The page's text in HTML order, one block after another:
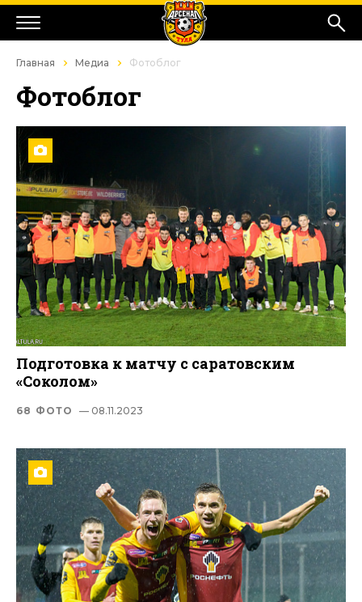
Главная Медиа Фотоблог
Фотоблог
Подготовка к матчу с саратовским
«Соколом»
68 ФОТО — 08.11.2023